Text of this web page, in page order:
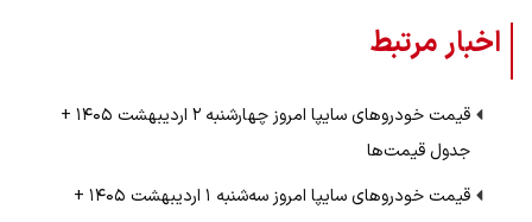
اخبار مرتبط
قیمت خودرو‌های سایپا امروز چهارشنبه ۲ اردیبهشت ۱۴۰۵ +
جدول قیمت‌ها
قیمت خودرو‌های سایپا امروز سه‌شنبه ۱ اردیبهشت ۱۴۰۵ +